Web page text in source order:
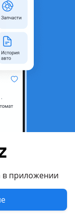
в приложении